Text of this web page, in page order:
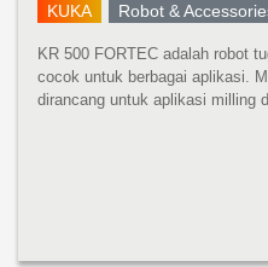
KUKA Robot &
KR 500 FORTEC adalah robot
cocok untuk berbagai aplikasi.
dirancang untuk aplikasi milling